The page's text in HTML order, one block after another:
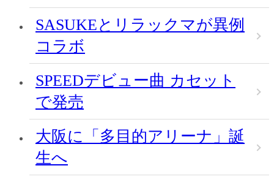
SASUKEとリラックマが異例
コラボ
SPEEDデビュー曲 カセット
で発売
大阪に「多目的アリーナ」誕
生へ